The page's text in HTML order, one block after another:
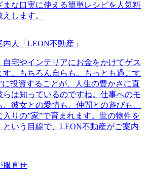
まな口実に使える簡単レシピを人気料
します。
人「LEON不動産」
自宅やインテリアにお金をかけてゲス
す。もちろん自らも。もっとも過ごす
に投資することが、人生の豊かさに直
らは知っているのですね。仕事へのモ
彼女との愛情も、仲間との遊びも、
りの”家”で育まれます。世の物件を
という目線で、LEON不動産がご案内
服直せ